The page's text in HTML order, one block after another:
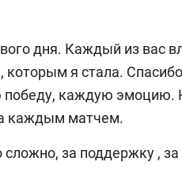
дня. Каждый из вас
которым я стала.
каждую эмоцию.
каждым матчем.
за поддержку , за